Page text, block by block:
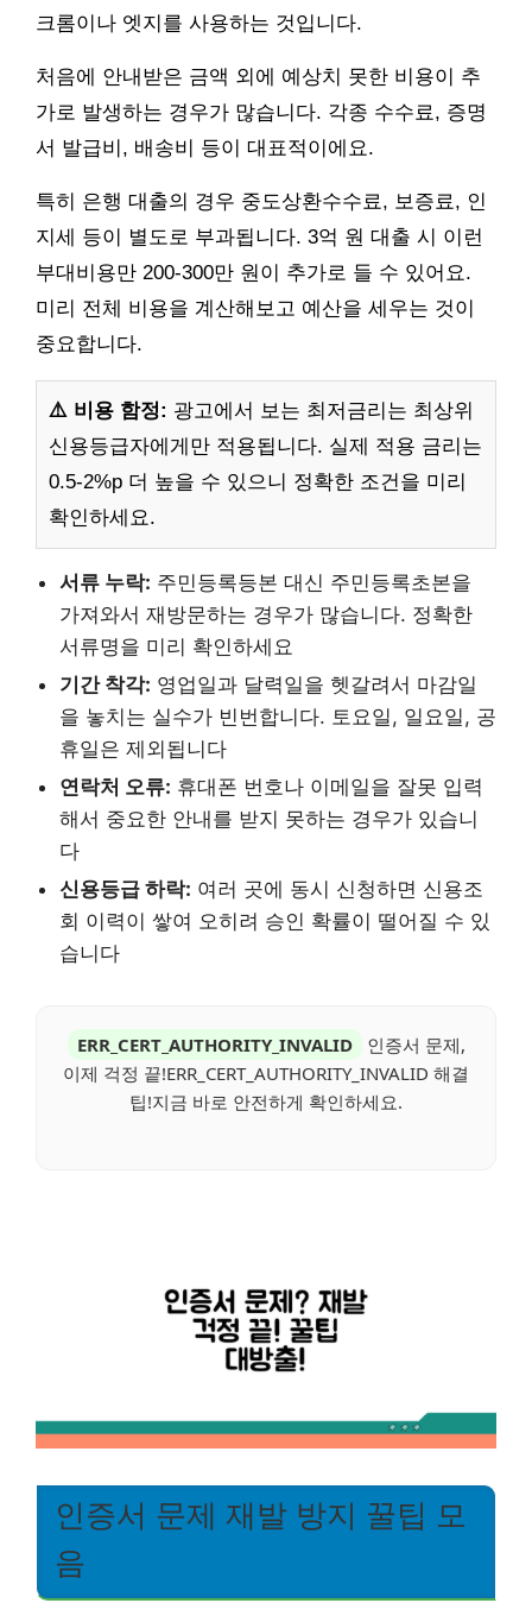
크롬이나 엣지를 사용하는 것입니다.
처음에 안내받은 금액 외에 예상치 못한 비용이 추
가로 발생하는 경우가 많습니다. 각종 수수료, 증명
서 발급비, 배송비 등이 대표적이에요.
특히 은행 대출의 경우 중도상환수수료, 보증료, 인
지세 등이 별도로 부과됩니다. 3억 원 대출 시 이런
부대비용만 200-300만 원이 추가로 들 수 있어요.
미리 전체 비용을 계산해보고 예산을 세우는 것이
중요합니다.
⚠️ 비용 함정: 광고에서 보는 최저금리는 최상위
신용등급자에게만 적용됩니다. 실제 적용 금리는
0.5-2%p 더 높을 수 있으니 정확한 조건을 미리
확인하세요.
서류 누락: 주민등록등본 대신 주민등록초본을
가져와서 재방문하는 경우가 많습니다. 정확한
서류명을 미리 확인하세요
기간 착각: 영업일과 달력일을 헷갈려서 마감일
을 놓치는 실수가 빈번합니다. 토요일, 일요일, 공
휴일은 제외됩니다
연락처 오류: 휴대폰 번호나 이메일을 잘못 입력
해서 중요한 안내를 받지 못하는 경우가 있습니
다
신용등급 하락: 여러 곳에 동시 신청하면 신용조
회 이력이 쌓여 오히려 승인 확률이 떨어질 수 있
습니다
ERR_CERT_AUTHORITY_INVALID
인증서 문제,
이제 걱정 끝!ERR_CERT_AUTHORITY_INVALID 해결
팁!지금 바로 안전하게 확인하세요.
인증서 문제 재발 방지 꿀팁 모
음